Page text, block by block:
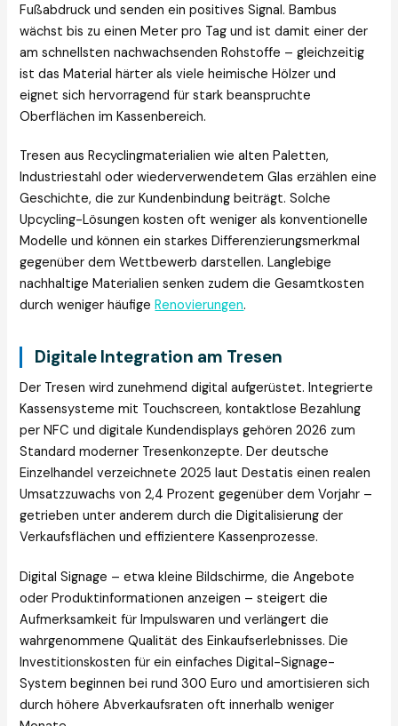
Fußabdruck und senden ein positives Signal. Bambus
wächst bis zu einen Meter pro Tag und ist damit einer der
am schnellsten nachwachsenden Rohstoffe – gleichzeitig
ist das Material härter als viele heimische Hölzer und
eignet sich hervorragend für stark beanspruchte
Oberflächen im Kassenbereich.
Tresen aus Recyclingmaterialien wie alten Paletten,
Industriestahl oder wiederverwendetem Glas erzählen eine
Geschichte, die zur Kundenbindung beiträgt. Solche
Upcycling-Lösungen kosten oft weniger als konventionelle
Modelle und können ein starkes Differenzierungsmerkmal
gegenüber dem Wettbewerb darstellen. Langlebige
nachhaltige Materialien senken zudem die Gesamtkosten
durch weniger häufigeRenovierungen.
Digitale Integration am Tresen
Der Tresen wird zunehmend digital aufgerüstet. Integrierte
Kassensysteme mit Touchscreen, kontaktlose Bezahlung
per NFC und digitale Kundendisplays gehören 2026 zum
Standard moderner Tresenkonzepte. Der deutsche
Einzelhandel verzeichnete 2025 laut Destatis einen realen
Umsatzzuwachs von 2,4 Prozent gegenüber dem Vorjahr –
getrieben unter anderem durch die Digitalisierung der
Verkaufsflächen und effizientere Kassenprozesse.
Digital Signage – etwa kleine Bildschirme, die Angebote
oder Produktinformationen anzeigen – steigert die
Aufmerksamkeit für Impulswaren und verlängert die
wahrgenommene Qualität des Einkaufserlebnisses. Die
Investitionskosten für ein einfaches Digital-Signage-
System beginnen bei rund 300 Euro und amortisieren sich
durch höhere Abverkaufsraten oft innerhalb weniger